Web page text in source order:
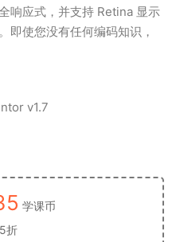
响应式，并支持 Retina 显示
即使您没有任何编码知识，
v1.7
学课币
折